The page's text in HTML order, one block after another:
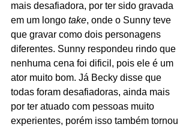
mais desafiadora, por ter sido gravada
em um longo take, onde o Sunny teve
que gravar como dois personagens
diferentes. Sunny respondeu rindo que
nenhuma cena foi dificil, pois ele é um
ator muito bom. Já Becky disse que
todas foram desafiadoras, ainda mais
por ter atuado com pessoas muito
experientes, porém isso também tornou